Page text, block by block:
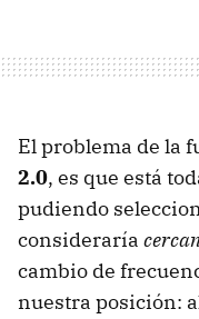
El problema de la
2.0, es que está
pudiendo
consideraría
cambio de
nuestra posición: